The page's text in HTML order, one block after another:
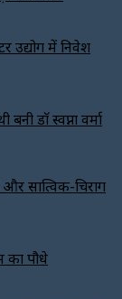
उद्योग में निवेश
डाॅ स्वप्ना वर्मा
और सात्विक-चिराग
का पौधे